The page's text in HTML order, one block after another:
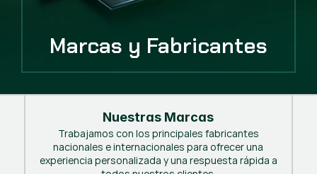
Nuestras Marcas
Trabajamos con los principales fabricantes
nacionales e internacionales para ofrecer una
experiencia personalizada y una respuesta rápida a
Marcas y Fabricantes